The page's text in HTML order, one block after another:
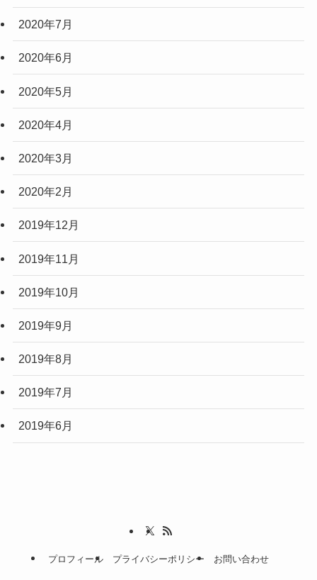
2020年7月
2020年6月
2020年5月
2020年4月
2020年3月
2020年2月
2019年12月
2019年11月
2019年10月
2019年9月
2019年8月
2019年7月
2019年6月
プロフィール プライバシーポリシー お問い合わせ